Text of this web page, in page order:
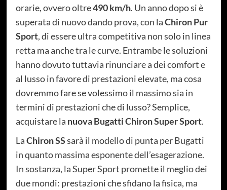
orarie, ovvero oltre490 km/h. Un anno dopo si è
superata di nuovo dando prova, con laChiron Pur
Sport, di essere ultra competitiva non solo in linea
retta ma anche tra le curve. Entrambe le soluzioni
hanno dovuto tuttavia rinunciare a dei comfort e
al lusso in favore di prestazioni elevate, ma cosa
dovremmo fare se volessimo il massimo sia in
termini di prestazioni che di lusso? Semplice,
acquistare la nuova Bugatti Chiron Super Sport.
LaChiron SSsarà il modello di punta per Bugatti
in quanto massima esponente dell’esagerazione.
In sostanza, la Super Sport promette il meglio dei
due mondi: prestazioni che sfidano la fisica, ma